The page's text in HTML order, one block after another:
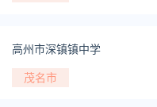
高州市深镇镇中学
茂名市